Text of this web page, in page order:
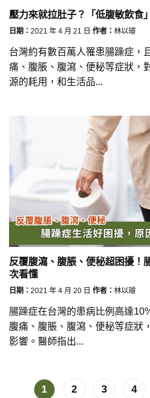
壓力來就拉肚子？「低腹敏飲食
日期： 2021 年 4 月 21 日 作者： 林以璿
台灣約有數百萬人罹患腸躁症，
痛、腹脹、腹瀉、便秘等症狀，
源的耗用，和生活品...
反覆腹瀉、腹脹、便秘超困擾！
次看懂
日期： 2021 年 4 月 20 日 作者： 林以璿
腸躁症在台灣的患病比例高達
腹痛、腹脹、腹瀉、便秘等症狀
影響。醫師指出...
1 2 3 4